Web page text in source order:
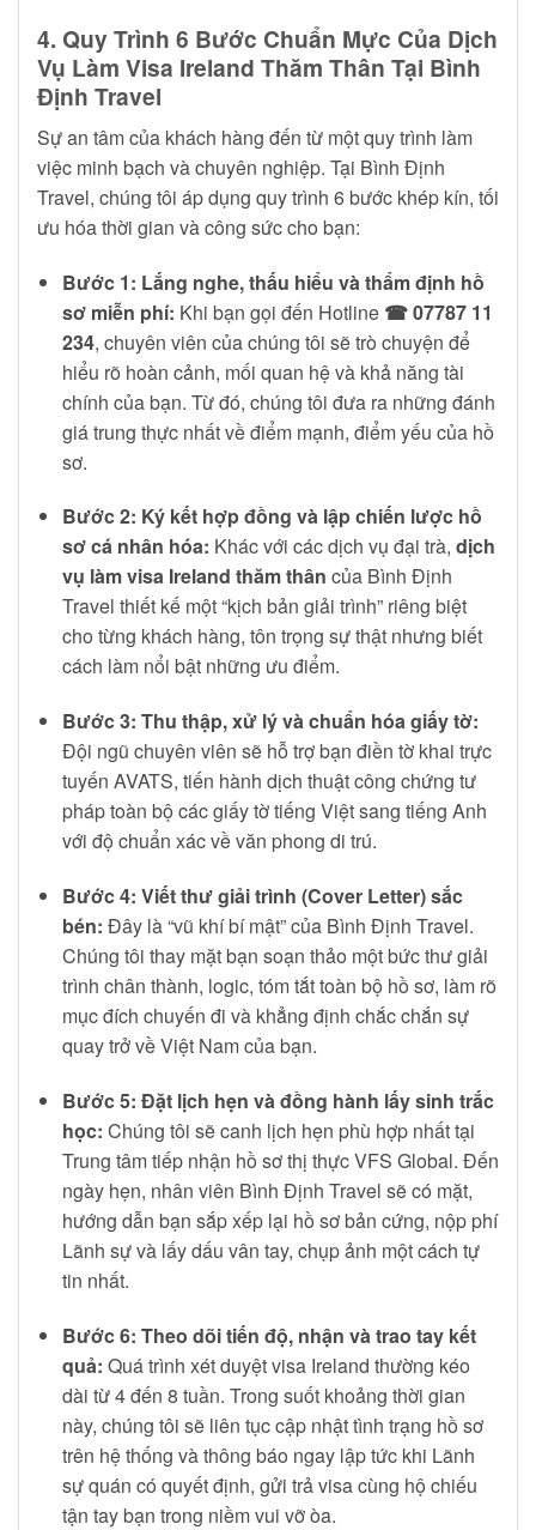
4. Quy Trình 6 Bước Chuẩn Mực Của Dịch
Vụ Làm Visa Ireland Thăm Thân Tại Bình
Định Travel
Sự an tâm của khách hàng đến từ một quy trình làm
việc minh bạch và chuyên nghiệp. Tại Bình Định
Travel, chúng tôi áp dụng quy trình 6 bước khép kín, tối
ưu hóa thời gian và công sức cho bạn:
Bước 1: Lắng nghe, thấu hiểu và thẩm định hồ
sơ miễn phí: Khi bạn gọi đến Hotline ☎ 07787 11
234, chuyên viên của chúng tôi sẽ trò chuyện để
hiểu rõ hoàn cảnh, mối quan hệ và khả năng tài
chính của bạn. Từ đó, chúng tôi đưa ra những đánh
giá trung thực nhất về điểm mạnh, điểm yếu của hồ
sơ.
Bước 2: Ký kết hợp đồng và lập chiến lược hồ
sơ cá nhân hóa: Khác với các dịch vụ đại trà, dịch
vụ làm visa Ireland thăm thân của Bình Định
Travel thiết kế một “kịch bản giải trình” riêng biệt
cho từng khách hàng, tôn trọng sự thật nhưng biết
cách làm nổi bật những ưu điểm.
Bước 3: Thu thập, xử lý và chuẩn hóa giấy tờ:
Đội ngũ chuyên viên sẽ hỗ trợ bạn điền tờ khai trực
tuyến AVATS, tiến hành dịch thuật công chứng tư
pháp toàn bộ các giấy tờ tiếng Việt sang tiếng Anh
với độ chuẩn xác về văn phong di trú.
Bước 4: Viết thư giải trình (Cover Letter) sắc
bén: Đây là “vũ khí bí mật” của Bình Định Travel.
Chúng tôi thay mặt bạn soạn thảo một bức thư giải
trình chân thành, logic, tóm tắt toàn bộ hồ sơ, làm rõ
mục đích chuyến đi và khẳng định chắc chắn sự
quay trở về Việt Nam của bạn.
Bước 5: Đặt lịch hẹn và đồng hành lấy sinh trắc
học: Chúng tôi sẽ canh lịch hẹn phù hợp nhất tại
Trung tâm tiếp nhận hồ sơ thị thực VFS Global. Đến
ngày hẹn, nhân viên Bình Định Travel sẽ có mặt,
hướng dẫn bạn sắp xếp lại hồ sơ bản cứng, nộp phí
Lãnh sự và lấy dấu vân tay, chụp ảnh một cách tự
tin nhất.
Bước 6: Theo dõi tiến độ, nhận và trao tay kết
quả: Quá trình xét duyệt visa Ireland thường kéo
dài từ 4 đến 8 tuần. Trong suốt khoảng thời gian
này, chúng tôi sẽ liên tục cập nhật tình trạng hồ sơ
trên hệ thống và thông báo ngay lập tức khi Lãnh
sự quán có quyết định, gửi trả visa cùng hộ chiếu
tận tay bạn trong niềm vui vỡ òa.